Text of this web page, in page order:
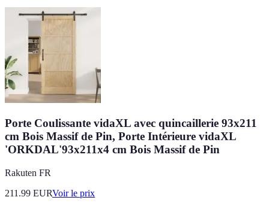
Porte Coulissante vidaXL avec quincaillerie 93x211
cm Bois Massif de Pin, Porte Intérieure vidaXL
'ORKDAL'93x211x4 cm Bois Massif de Pin
Rakuten FR
211.99 EURVoir le prix